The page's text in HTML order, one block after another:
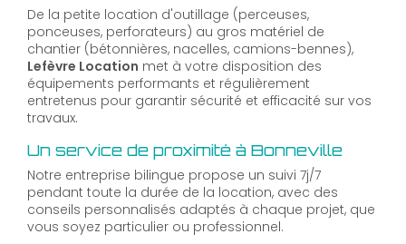
De la petite location d'outillage (perceuses,
ponceuses, perforateurs) au gros matériel de
chantier (bétonnières, nacelles, camions-bennes),
Lefèvre Location met à votre disposition des
équipements performants et régulièrement
entretenus pour garantir sécurité et efficacité sur vos
travaux.
Un service de proximité à Bonneville
Notre entreprise bilingue propose un suivi 7j/7
pendant toute la durée de la location, avec des
conseils personnalisés adaptés à chaque projet, que
vous soyez particulier ou professionnel.